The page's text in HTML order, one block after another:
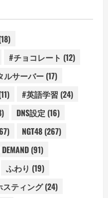
#チョコレート (12)
ルサーバー (17)
#英語学習 (24)
DNS設定 (16)
NGT48 (267)
(91)
ふわり (19)
スティング(24)